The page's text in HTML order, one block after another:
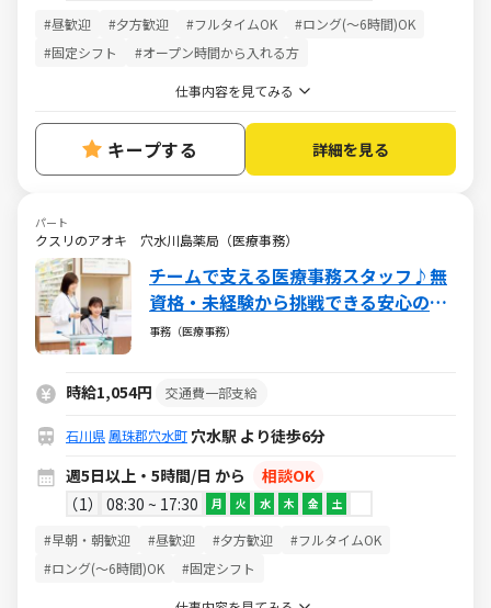
#昼歓迎 #夕方歓迎 #フルタイムOK
#ロング(～6時間)OK
#固定シフト
#オープン時間から入れる方
仕事内容を見てみる
キープする 詳細を見る
パート
クスリのアオキ 穴水川島薬局（医療事務）
チームで支える医療事務スタッフ♪無
資格・未経験から挑戦できる安心の環
境／週5日・1日5h～・日祝休み
事務（医療事務）
時給1,054円 交通費一部支給
石川県 鳳珠郡穴水町 穴水駅 より徒歩6分
週5日以上・5時間/日 から
相談OK
1
08:30 ~ 17:30 月 火 水 木 金 土
#早朝・朝歓迎 #昼歓迎 #夕方歓迎
#フルタイムOK
#ロング(～6時間)OK
#固定シフト